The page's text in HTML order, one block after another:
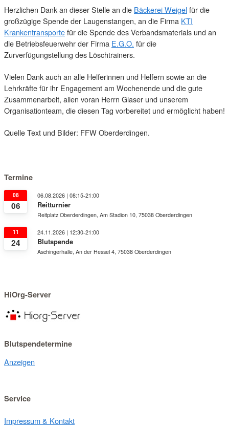
Herzlichen Dank an dieser Stelle an die Bäckerei Weigelfür die
großzügige Spende der Laugenstangen, an die Firma KTI
Krankentransportefür die Spende des Verbandsmaterials und an
die Betriebsfeuerwehr der Firma E.G.O. für die
Zurverfügungstellung des Löschtrainers.
Vielen Dank auch an alle Helferinnen und Helfern sowie an die
Lehrkräfte für ihr Engagement am Wochenende und die gute
Zusammenarbeit, allen voran Herrn Glaser und unserem
Organisationteam, die diesen Tag vorbereitet und ermöglicht haben!
Quelle Text und Bilder: FFW Oberderdingen.
Termine
08
06
06.08.2026 | 08:15-21:00
Reitturnier
Reitplatz Oberderdingen, Am Stadion 10, 75038 Oberderdingen
11
24
24.11.2026 | 12:30-21:00
Blutspende
Aschingerhalle, An der Hessel 4, 75038 Oberderdingen
HiOrg-Server
Blutspendetermine
Anzeigen
Service
Impressum & Kontakt